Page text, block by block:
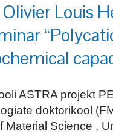
Louis
ASTRA projekt
doktorikool
Material Science ,